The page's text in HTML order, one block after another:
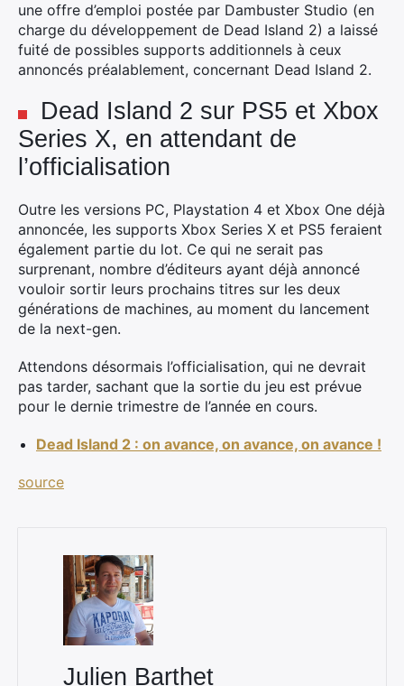
une offre d’emploi postée par Dambuster Studio (en
charge du développement de Dead Island 2) a laissé
fuité de possibles supports additionnels à ceux
annoncés préalablement, concernant Dead Island 2.
Dead Island 2 sur PS5 et Xbox
Series X, en attendant de
l’officialisation
Outre les versions PC, Playstation 4 et Xbox One déjà
annoncée, les supports Xbox Series X et PS5 feraient
également partie du lot. Ce qui ne serait pas
surprenant, nombre d’éditeurs ayant déjà annoncé
vouloir sortir leurs prochains titres sur les deux
générations de machines, au moment du lancement
de la next-gen.
Attendons désormais l’officialisation, qui ne devrait
pas tarder, sachant que la sortie du jeu est prévue
pour le dernie trimestre de l’année en cours.
Dead Island 2 : on avance, on avance, on avance !
source
Julien Barthet